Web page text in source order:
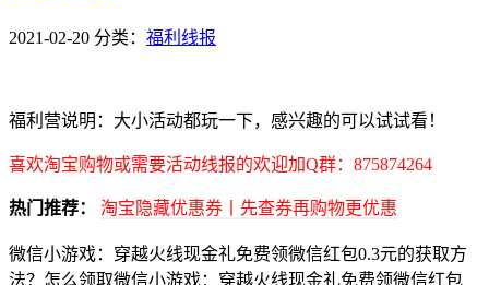
2021-02-20 分类： 福利线报
福利营说明：大小活动都玩一下，感兴趣的可以试试看！
喜欢淘宝购物或需要活动线报的欢迎加Q群：875874264
热门推荐： 淘宝隐藏优惠券丨先查券再购物更优惠
微信小游戏：穿越火线现金礼免费领微信红包0.3元的获取方
法？怎么领取微信小游戏：穿越火线现金礼免费领微信红包